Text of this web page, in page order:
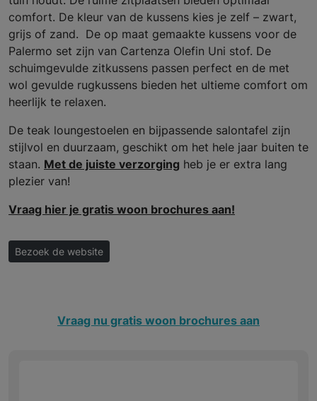
comfort. De kleur van de kussens kies je zelf – zwart,
grijs of zand. De op maat gemaakte kussens voor de
Palermo set zijn van Cartenza Olefin Uni stof. De
schuimgevulde zitkussens passen perfect en de met
wol gevulde rugkussens bieden het ultieme comfort om
heerlijk te relaxen.
De teak loungestoelen en bijpassende salontafel zijn
stijlvol en duurzaam, geschikt om het hele jaar buiten te
staan. Met de juiste verzorging heb je er extra lang
plezier van!
Vraag hier je gratis woon brochures aan!
Bezoek de website
Vraag nu gratis woon brochures aan